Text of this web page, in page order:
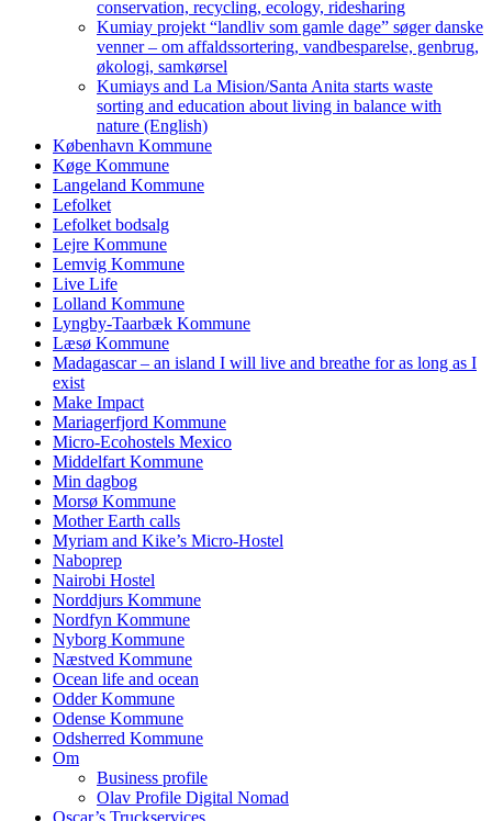
conservation, recycling, ecology, ridesharing
Kumiay projekt “landliv som gamle dage” søger danske
venner – om affaldssortering, vandbesparelse, genbrug,
økologi, samkørsel
Kumiays and La Mision/Santa Anita starts waste
sorting and education about living in balance with
nature (English)
København Kommune
Køge Kommune
Langeland Kommune
Lefolket
Lefolket bodsalg
Lejre Kommune
Lemvig Kommune
Live Life
Lolland Kommune
Lyngby-Taarbæk Kommune
Læsø Kommune
Madagascar – an island I will live and breathe for as long as I
exist
Make Impact
Mariagerfjord Kommune
Micro-Ecohostels Mexico
Middelfart Kommune
Min dagbog
Morsø Kommune
Mother Earth calls
Myriam and Kike’s Micro-Hostel
Naboprep
Nairobi Hostel
Norddjurs Kommune
Nordfyn Kommune
Nyborg Kommune
Næstved Kommune
Ocean life and ocean
Odder Kommune
Odense Kommune
Odsherred Kommune
Om
Business profile
Olav Profile Digital Nomad
Oscar’s Truckservices